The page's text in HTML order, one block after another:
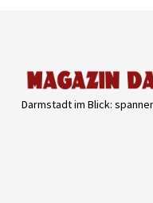
Darmstadt im Blick: